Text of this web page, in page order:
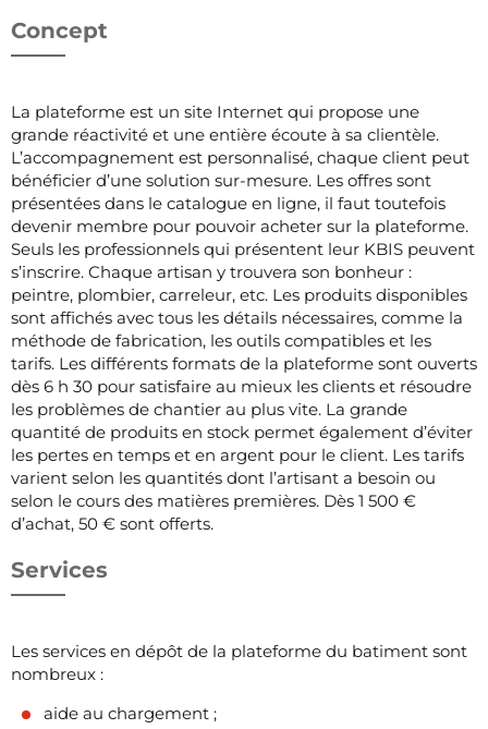
Concept
La plateforme est un site Internet qui propose une
grande réactivité et une entière écoute à sa clientèle.
L’accompagnement est personnalisé, chaque client peut
bénéficier d’une solution sur-mesure. Les offres sont
présentées dans le catalogue en ligne, il faut toutefois
devenir membre pour pouvoir acheter sur la plateforme.
Seuls les professionnels qui présentent leur KBIS peuvent
s’inscrire. Chaque artisan y trouvera son bonheur :
peintre, plombier, carreleur, etc. Les produits disponibles
sont affichés avec tous les détails nécessaires, comme la
méthode de fabrication, les outils compatibles et les
tarifs. Les différents formats de la plateforme sont ouverts
dès 6 h 30 pour satisfaire au mieux les clients et résoudre
les problèmes de chantier au plus vite. La grande
quantité de produits en stock permet également d’éviter
les pertes en temps et en argent pour le client. Les tarifs
varient selon les quantités dont l’artisant a besoin ou
selon le cours des matières premières. Dès 1 500 €
d’achat, 50 € sont offerts.
Services
Les services en dépôt de la plateforme du batiment sont
nombreux :
aide au chargement ;